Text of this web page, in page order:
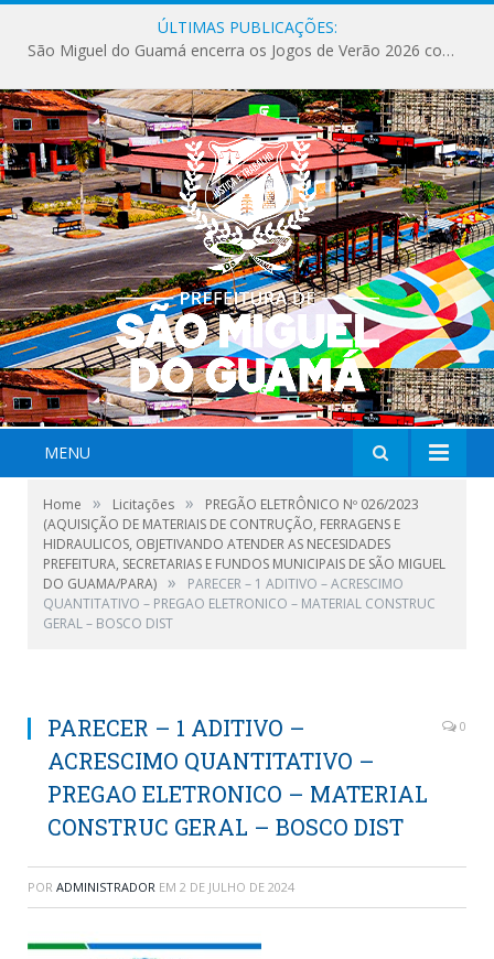
ÚLTIMAS PUBLICAÇÕES:
São Miguel do Guamá encerra os Jogos de Verão 2026 com sucesso de público e competições.
MENU
Home » Licitações »
PREGÃO ELETRÔNICO Nº 026/2023
(AQUISIÇÃO DE MATERIAIS DE CONTRUÇÃO, FERRAGENS E
HIDRAULICOS, OBJETIVANDO ATENDER AS NECESIDADES
PREFEITURA, SECRETARIAS E FUNDOS MUNICIPAIS DE SÃO MIGUEL
DO GUAMA/PARA) »
PARECER – 1 ADITIVO – ACRESCIMO
QUANTITATIVO – PREGAO ELETRONICO – MATERIAL CONSTRUC
GERAL – BOSCO DIST
PARECER – 1 ADITIVO –
ACRESCIMO QUANTITATIVO –
PREGAO ELETRONICO – MATERIAL
CONSTRUC GERAL – BOSCO DIST
0
POR ADMINISTRADOR EM 2 DE JULHO DE 2024